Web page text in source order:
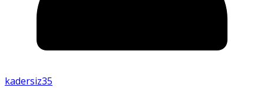
kadersiz35